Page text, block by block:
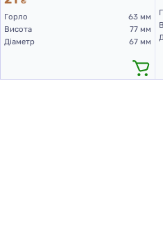
Горло
63 мм
Висота
77 мм
Діаметр
67 мм